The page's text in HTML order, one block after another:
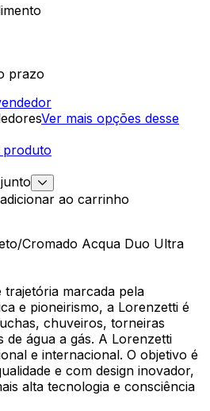
prazo
Ver mais opções desse
produto
ao carrinho
Cromado Acqua Duo Ultra
trajetória marcada pela
e pioneirismo, a Lorenzetti é
chuveiros, torneiras
de água a gás. A Lorenzetti
e internacional. O objetivo é
e com design inovador,
alta tecnologia e consciência